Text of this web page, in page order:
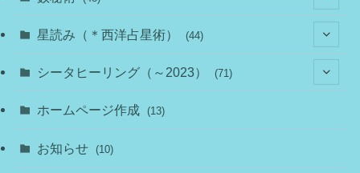
(1)
(22)
(7)
(4)
(7)
(11)
(10)
(15)
星読み（＊西洋占星術） (44)
(11)
(8)
シータヒーリング（～2023） (71)
(14)
ホームページ作成 (13)
お知らせ (10)